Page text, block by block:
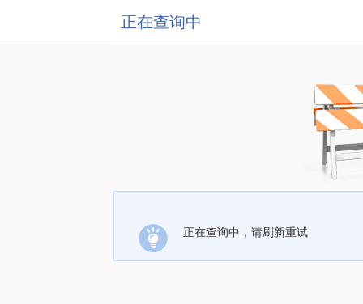
正在查询中
正在查询中，请刷新重试